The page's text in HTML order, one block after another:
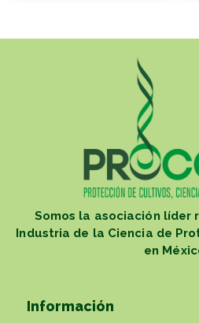
Somos la asociación líder
Industria de la Ciencia de
en
Información